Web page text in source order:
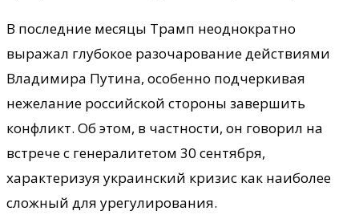
В последние месяцы Трамп неоднократно
выражал глубокое разочарование действиями
Владимира Путина, особенно подчеркивая
нежелание российской стороны завершить
конфликт. Об этом, в частности, он говорил на
встрече с генералитетом 30 сентября,
характеризуя украинский кризис как наиболее
сложный для урегулирования.